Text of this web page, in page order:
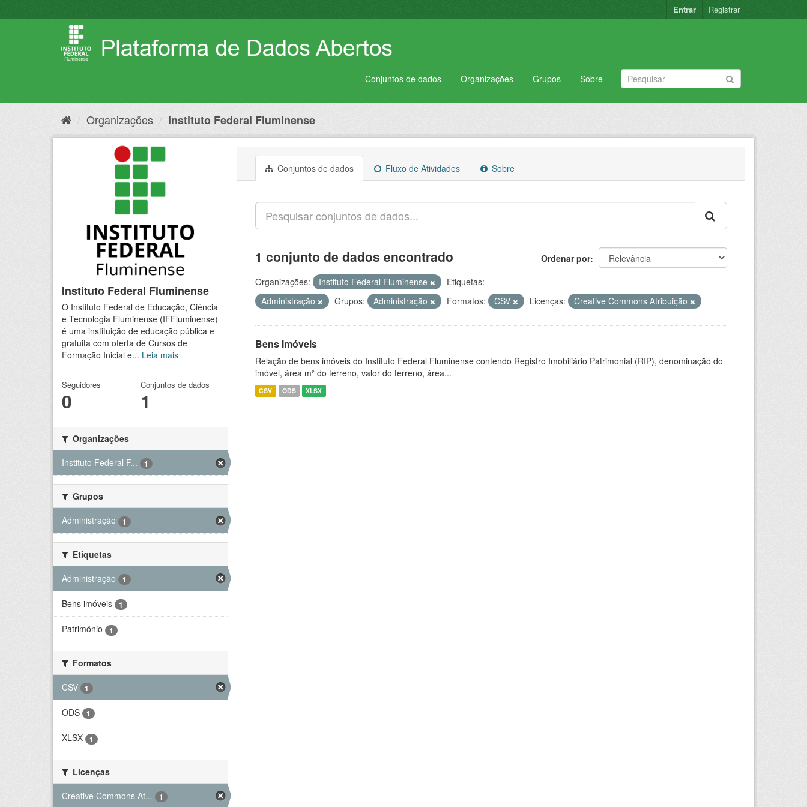
para
Entrar Registrar
Conjuntos de dados Organizações Grupos Sobre
Organizações Instituto Federal Fluminense
Instituto Federal Fluminense
O Instituto Federal de Educação, Ciência
e Tecnologia Fluminense (IFFluminense)
é uma instituição de educação pública e
gratuita com oferta de Cursos de
Formação Inicial e... Leia mais
Seguidores
0
Conjuntos de dados
1
Organizações
Instituto Federal F...
1
Grupos
Administração
1
Etiquetas
Administração
1
Bens imóveis 1
Patrimônio 1
Formatos
CSV
1
ODS 1
XLSX 1
Licenças
Creative Commons At...
1
Conjuntos de dados Fluxo de Atividades Sobre
Ordenar por
1 conjunto de dados encontrado
Organizações: Instituto Federal Fluminense
Etiquetas:
Administração
Grupos: Administração Formatos: CSV Licenças: Creative Commons Atribuição
Bens Imóveis
Relação de bens imóveis do Instituto Federal Fluminense contendo Registro Imobiliário Patrimonial (RIP), denominação do
imóvel, área m² do terreno, valor do terreno, área...
CSV ODS XLSX